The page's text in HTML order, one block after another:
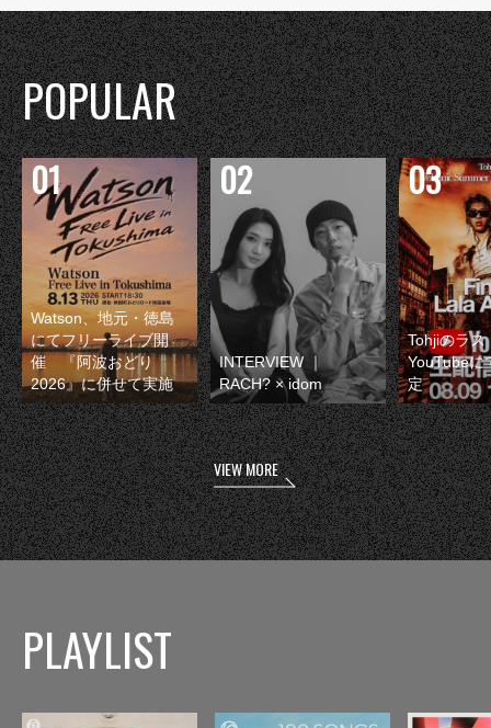
POPULAR
Watson、地元・徳島
にてフリーライブ開
催 『阿波おどり
2026』に併せて実施
INTERVIEW ｜
RACH? × idom
Tohjiのラス
YouTubeに
定
VIEW MORE
PLAYLIST